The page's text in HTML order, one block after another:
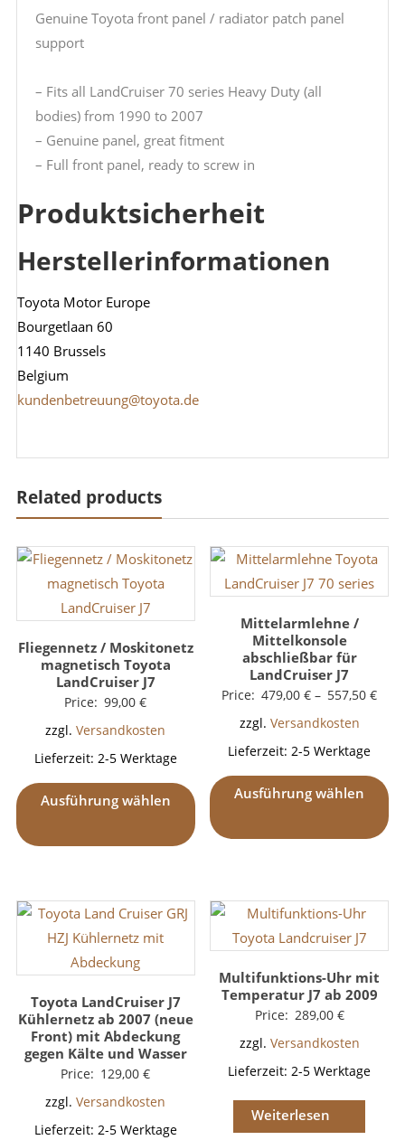
Genuine Toyota front panel / radiator patch panel
support
– Fits all LandCruiser 70 series Heavy Duty (all
bodies) from 1990 to 2007
– Genuine panel, great fitment
– Full front panel, ready to screw in
Produktsicherheit
Herstellerinformationen
Toyota Motor Europe
Bourgetlaan 60
1140 Brussels
Belgium
kundenbetreuung@toyota.de
Related products
Fliegennetz / Moskitonetz
magnetisch Toyota
LandCruiser J7
Price: 99,00€
zzgl.Versandkosten
Lieferzeit: 2-5 Werktage
Ausführung wählen
Mittelarmlehne /
Mittelkonsole
abschließbar für
LandCruiser J7
Price: 479,00€ – 557,50€
zzgl. Versandkosten
Lieferzeit:2-5 Werktage
Ausführung wählen
Toyota LandCruiser J7
Kühlernetz ab 2007 (neue
Front) mit Abdeckung
gegen Kälte und Wasser
Price: 129,00€
zzgl.Versandkosten
Lieferzeit: 2-5 Werktage
Multifunktions-Uhr mit
Temperatur J7 ab 2009
Price: 289,00 €
zzgl. Versandkosten
Lieferzeit:2-5 Werktage
Weiterlesen